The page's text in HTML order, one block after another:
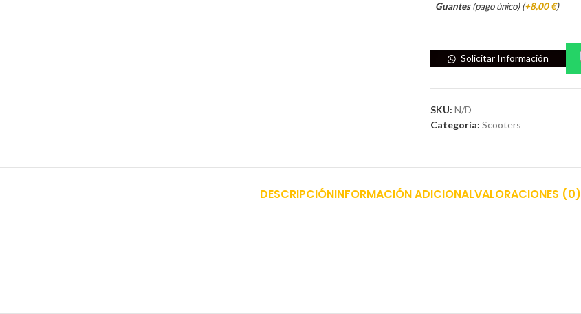
Guantes(pago único) (+8,00 €)
Solicitar Información
SKU: N/D
Categoría: Scooters
DESCRIPCIÓNINFORMACIÓN ADICIONALVALORACIONES (0)